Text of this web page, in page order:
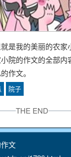
是我的美丽的农家
院的作文的全部内
作文。
院子
THE END
文